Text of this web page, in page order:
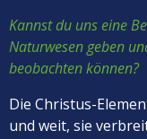
Kannst du uns eine
Naturwesen geben
beobachten können?
Die Christus-
und weit, sie